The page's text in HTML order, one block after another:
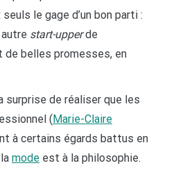
le gage d’un bon parti :
start-upperde
de belles promesses, en
surprise de réaliser que les
( Marie-Claire
à certains égards battus en
mode est à la philosophie.